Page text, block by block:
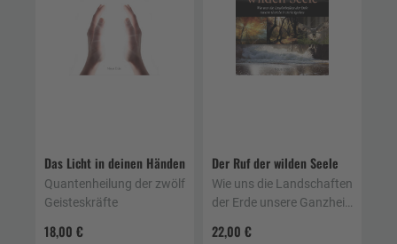
Das Licht in deinen Händen
18,00 €
Quantenheilung der zwölf
Geisteskräfte
Der Ruf der wilden Seele
22,00 €
Wie uns die Landschaften
der Erde unsere Ganzheit